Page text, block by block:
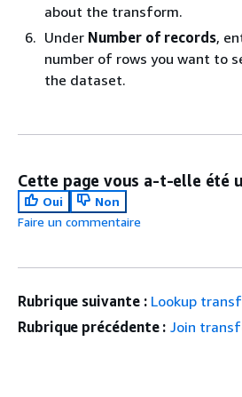
about the transform.
Under Number of records,
number of rows you want to
the dataset.
Cette page vous a-t-elle été
Oui
Non
Faire un commentaire
Rubrique suivante : Lookup
Rubrique précédente : Join